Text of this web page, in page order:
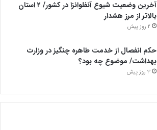
آخرین وضعیت شیوع آنفلوانزا در کشور/ ۲ استان
بالاتر از مرز هشدار
2 روز پیش
حکم انفصال از خدمت طاهره چنگیز در وزارت
بهداشت/ موضوع چه بود؟
3 روز پیش